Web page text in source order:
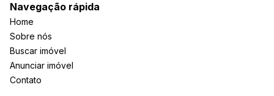
Navegação rápida
Home
Sobre nós
Buscar imóvel
Anunciar imóvel
Contato